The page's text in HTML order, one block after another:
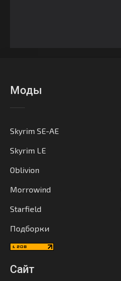
Моды
Skyrim SE-AE
Skyrim LE
Oblivion
Morrowind
Starfield
Подборки
Сайт